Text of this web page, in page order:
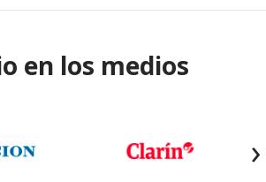
en los medios
›